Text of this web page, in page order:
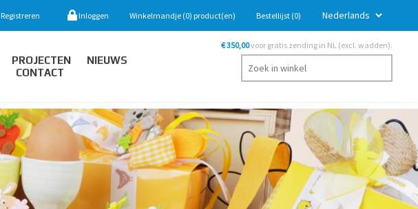
Registreren Inloggen Winkelmandje (0) product(en) Bestellijst (0)
PROJECTEN
NIEUWS
CONTACT
€ 350,00voor gratis zending in NL (excl. wadden).